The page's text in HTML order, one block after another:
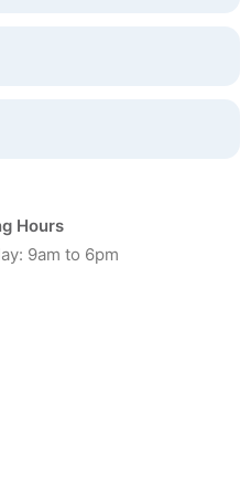
Hours
9am to 6pm